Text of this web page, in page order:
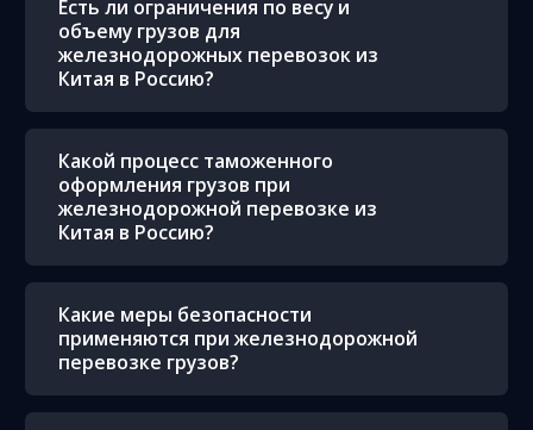
Есть ли ограничения по весу и
объему грузов для
железнодорожных перевозок из
Китая в Россию?
Какой процесс таможенного
оформления грузов при
железнодорожной перевозке из
Китая в Россию?
Какие меры безопасности
применяются при железнодорожной
перевозке грузов?